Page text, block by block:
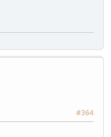
#364